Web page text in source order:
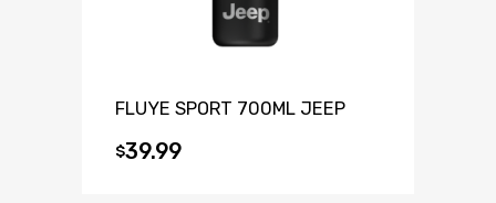
FLUYE SPORT 700ML JEEP
$39.99